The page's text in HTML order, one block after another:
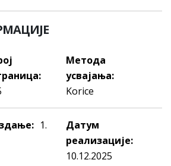
Метода
усвајања:
Korice
1.
Датум
реализације:
10.12.2025